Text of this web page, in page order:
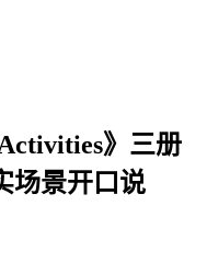
》三册
场景开口说